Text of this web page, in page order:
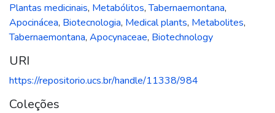
Plantas medicinais, Metabólitos,Tabernaemontana,
Apocinácea, Biotecnologia, Medical plants, Metabolites,
Tabernaemontana, Apocynaceae, Biotechnology
URI
https://repositorio.ucs.br/handle/11338/984
Coleções